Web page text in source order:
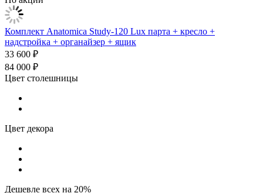
Комплект Anatomica Study-120 Lux парта + кресло +
надстройка + органайзер + ящик
33 600 ₽
84 000 ₽
Цвет столешницы
Цвет декора
Дешевле всех на 20%